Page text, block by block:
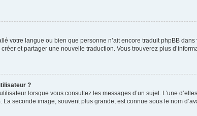
votre langue ou bien que personne n’ait encore traduit phpBB
et partager une nouvelle traduction. Vous trouverez plus
?
lorsque vous consultez les messages d’un sujet. L’une
seconde image, souvent plus grande, est connue sous le nom